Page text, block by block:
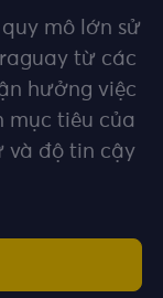
mô lớn sử
từ các
hưởng việc
mục tiêu của
và độ tin cậy